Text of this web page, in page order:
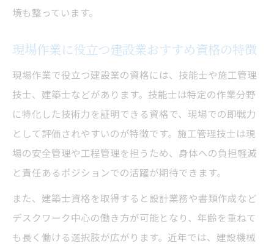
資格ランキングを活用した建設業収入安定
建設業許可や専任技術者資格の重要性と活
用法
建設業おすすめ資格で高収入を目指す戦略
未経験者も取得しやすい建設業の資格一覧
未経験者に優しい建設業資格一覧と特徴を
解説
建設業資格ランキングで未経験OK資格を比
較
現場の負担が少ない建設業おすすめ資格ま
とめ
境も整っています。
現場作業に役立つ建設業おすすめ資格の特徴
現場作業で役立つ建設業の資格には、技能士や施工管理
技士、建築士などがあります。技能士は特定の作業分野
に特化した技術力を証明できる資格で、現場での即戦力
として評価されやすいのが特徴です。施工管理技士は現
場の安全管理や工程管理を担うため、身体への負担軽減
と責任あるポジションでの活躍が期待できます。
また、建築士資格を取得すると設計業務や書類作成など
デスクワーク中心の働き方が可能となり、年齢を重ねて
も長く働ける選択肢が広がります。近年では、建設機械